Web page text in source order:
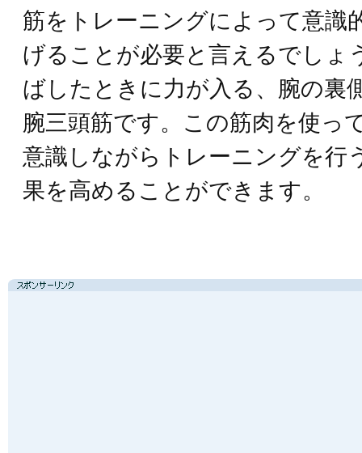
筋をトレーニングによって意識
げることが必要と言えるでしょ
ばしたときに力が入る、腕の裏
腕三頭筋です。この筋肉を使っ
意識しながらトレーニングを行
果を高めることができます。